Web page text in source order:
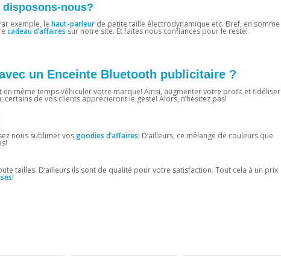
disposons-nous?
exemple, le haut-parleur de petite taille électrodynamique etc. Bref, en somme
cadeau d’affaires sur notre site. Et faites nous confiances pour le reste!
un Enceinte Bluetooth publicitaire ?
en même temps véhiculer votre marque! Ainsi, augmenter votre profit et fidéliser
de vos clients apprécieront le geste! Alors, n’hésitez pas!
nous sublimer vosgoodies d’affaires! D’ailleurs, ce mélange de couleurs que
tailles. D’ailleurs ils sont de qualité pour votre satisfaction. Tout cela à un prix